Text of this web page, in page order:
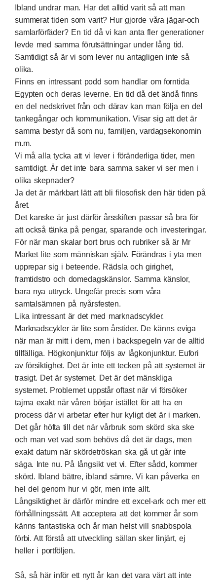
Ibland undrar man. Har det alltid varit så att man
summerat tiden som varit? Hur gjorde våra jägar-och
samlarförfäder? En tid då vi kan anta fler generationer
levde med samma förutsättningar under lång tid.
Samtidigt så är vi som lever nu antagligen inte så
olika.
Finns en intressant podd som handlar om forntida
Egypten och deras leverne. En tid då det ändå finns
en del nedskrivet från och därav kan man följa en del
tankegångar och kommunikation. Visar sig att det är
samma bestyr då som nu, familjen, vardagsekonomin
m.m.
Vi må alla tycka att vi lever i föränderliga tider, men
samtidigt. Är det inte bara samma saker vi ser men i
olika skepnader?
Ja det är märkbart lätt att bli filosofisk den här tiden på
året.
Det kanske är just därför årsskiften passar så bra för
att också tänka på pengar, sparande och investeringar.
För när man skalar bort brus och rubriker så är Mr
Market lite som människan själv. Förändras i yta men
upprepar sig i beteende. Rädsla och girighet,
framtidstro och domedagskänslor. Samma känslor,
bara nya uttryck. Ungefär precis som våra
samtalsämnen på nyårsfesten.
Lika intressant är det med marknadscykler.
Marknadscykler är lite som årstider. De känns eviga
när man är mitt i dem, men i backspegeln var de alltid
tillfälliga. Högkonjunktur följs av lågkonjunktur. Eufori
av försiktighet. Det är inte ett tecken på att systemet är
trasigt. Det är systemet. Det är det mänskliga
systemet. Problemet uppstår oftast när vi försöker
tajma exakt när våren börjar istället för att ha en
process där vi arbetar efter hur kyligt det är i marken.
Det går höfta till det när vårbruk som skörd ska ske
och man vet vad som behövs då det är dags, men
exakt datum när skördetröskan ska gå ut går inte
säga. Inte nu. På långsikt vet vi. Efter sådd, kommer
skörd. Ibland bättre, ibland sämre. Vi kan påverka en
hel del genom hur vi gör, men inte allt.
Långsiktighet är därför mindre ett excel-ark och mer ett
förhållningssätt. Att acceptera att det kommer år som
känns fantastiska och år man helst vill snabbspola
förbi. Att förstå att utveckling sällan sker linjärt, ej
heller i portföljen.
Så, så här inför ett nytt år kan det vara värt att inte